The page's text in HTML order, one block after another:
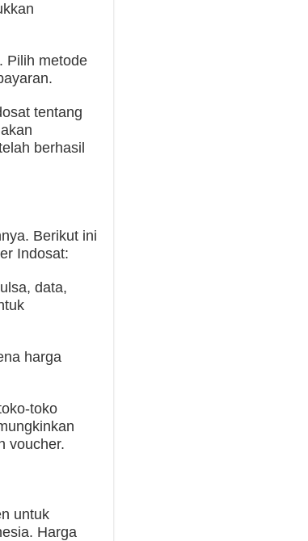
Pilih metode
tentang
berhasil
Berikut ini
Indosat:
data,
harga
toko
voucher.
untuk
Harga